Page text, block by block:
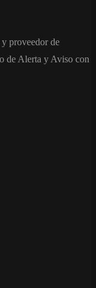
proveedor de
de Alerta y Aviso con